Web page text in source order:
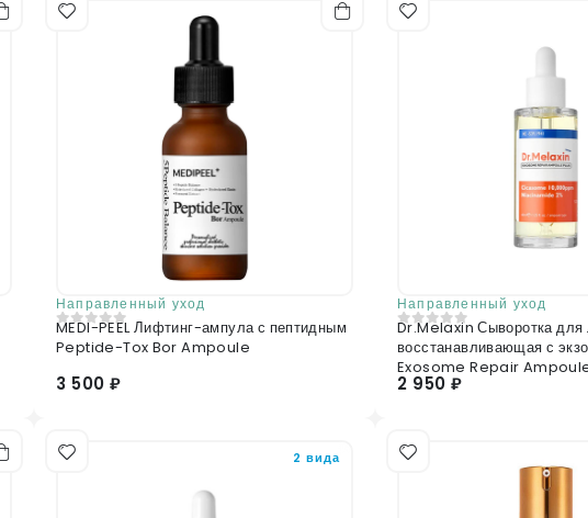
помощники в борьбе с акне. Они
Acrylate Crosspolymer,Disodium
Tetragonoloba (Guar) Gum, Agar,
Направленный уход
0из 5
MEDI-PEEL Лифтинг-ампула с пептидным
Peptide-Tox Bor Ampoule
3 500 ₽
Направленный уход
0 из 5
Dr.Melaxin Сыворотка для
восстанавливающая с
Exosome Repair
2 950 ₽
2 вида